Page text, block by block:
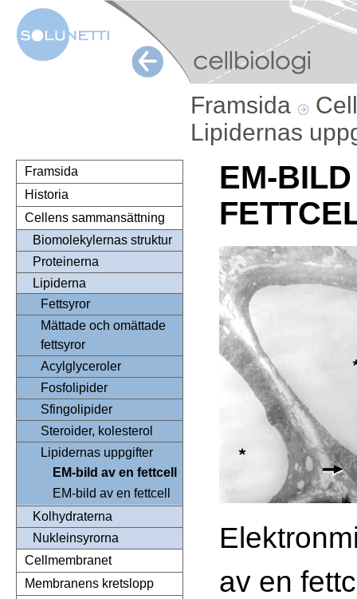
Framsida
Lipidernas
Framsida
Historia
Cellens sammansättning
Biomolekylernas struktur
Proteinerna
Lipiderna
Fettsyror
Mättade och omättade
fettsyror
Acylglyceroler
Fosfolipider
Sfingolipider
Steroider, kolesterol
Lipidernas uppgifter
EM-bild av en fettcell
EM-bild av en fettcell
Kolhydraterna
Nukleinsyrorna
Cellmembranet
Membranens kretslopp
EM-
av en